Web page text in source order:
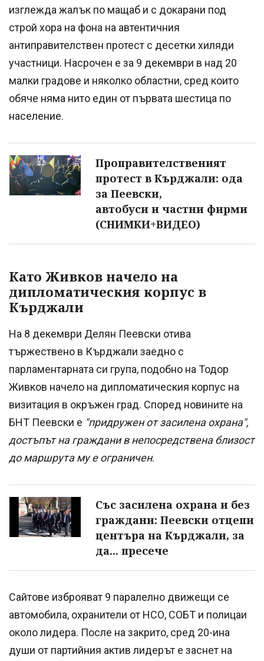
изглежда жалък по мащаб и с докарани под
строй хора на фона на автентичния
антиправителствен протест с десетки хиляди
участници. Насрочен е за 9 декември в над 20
малки градове и няколко областни, сред които
обяче няма нито един от първата шестица по
население.
Проправителственият
протест в Кърджали: ода
за Пеевски,
автобуси и частни фирми
(СНИМКИ+ВИДЕО)
Като Живков начело на
дипломатическия корпус в
Кърджали
На 8 декември Делян Пеевски отива
тържествено в Кърджали заедно с
парламентарната си група, подобно на Тодор
Живков начело на дипломатическия корпус на
визитация в окръжен град. Според новините на
БНТ Пеевски е "придружен от засилена охрана",
достъпът на граждани в непосредствена близост
до маршрута му е ограничен.
Със засилена охрана и без
граждани: Пеевски отцепи
центъра на Кърджали, за
да... пресече
Сайтове изброяват 9 паралелно движещи се
автомобила, охранители от НСО, СОБТ и полицаи
около лидера. После на закрито, сред 20-ина
души от партийния актив лидерът е заснет на